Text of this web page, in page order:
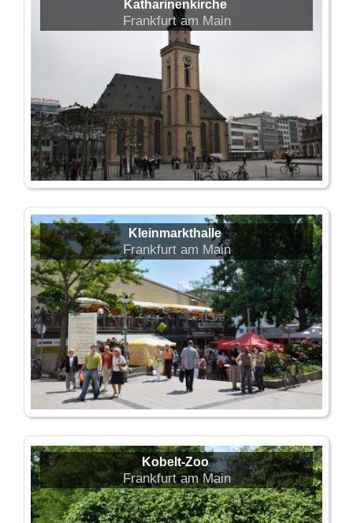
Katharinenkirche
Frankfurt am Main
Kleinmarkthalle
Frankfurt am Main
Kobelt-Zoo
Frankfurt am Main